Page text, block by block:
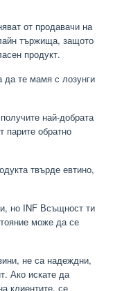
от продавачи на
тържища, защото
продукт.
да те мамя с лозунги
най-добрата
парите обратно
твърде евтино,
но INF Всъщност ти
може да се
не са надеждни,
Ако искате да
клиентите, се